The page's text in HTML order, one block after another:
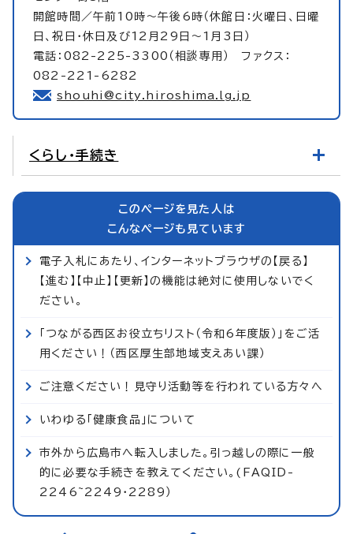
開館時間／午前10時～午後6時（休館日：火曜日、日曜
日、祝日・休日及び12月29日～1月3日）
電話：082-225-3300（相談専用） ファクス：
082-221-6282
shouhi@city.hiroshima.lg.jp
くらし・手続き
このページを見た人は
こんなページも見ています
電子入札にあたり、インターネットブラウザの【戻る】
【進む】【中止】【更新】の機能は絶対に使用しないでく
ださい。
「つながる西区お役立ちリスト（令和6年度版）」をご活
用ください！（西区厚生部地域支えあい課）
ご注意ください！見守り活動等を行われている方々へ
いわゆる「健康食品」について
市外から広島市へ転入しました。引っ越しの際に一般
的に必要な手続きを教えてください。(FAQID-
2246~2249・2289）